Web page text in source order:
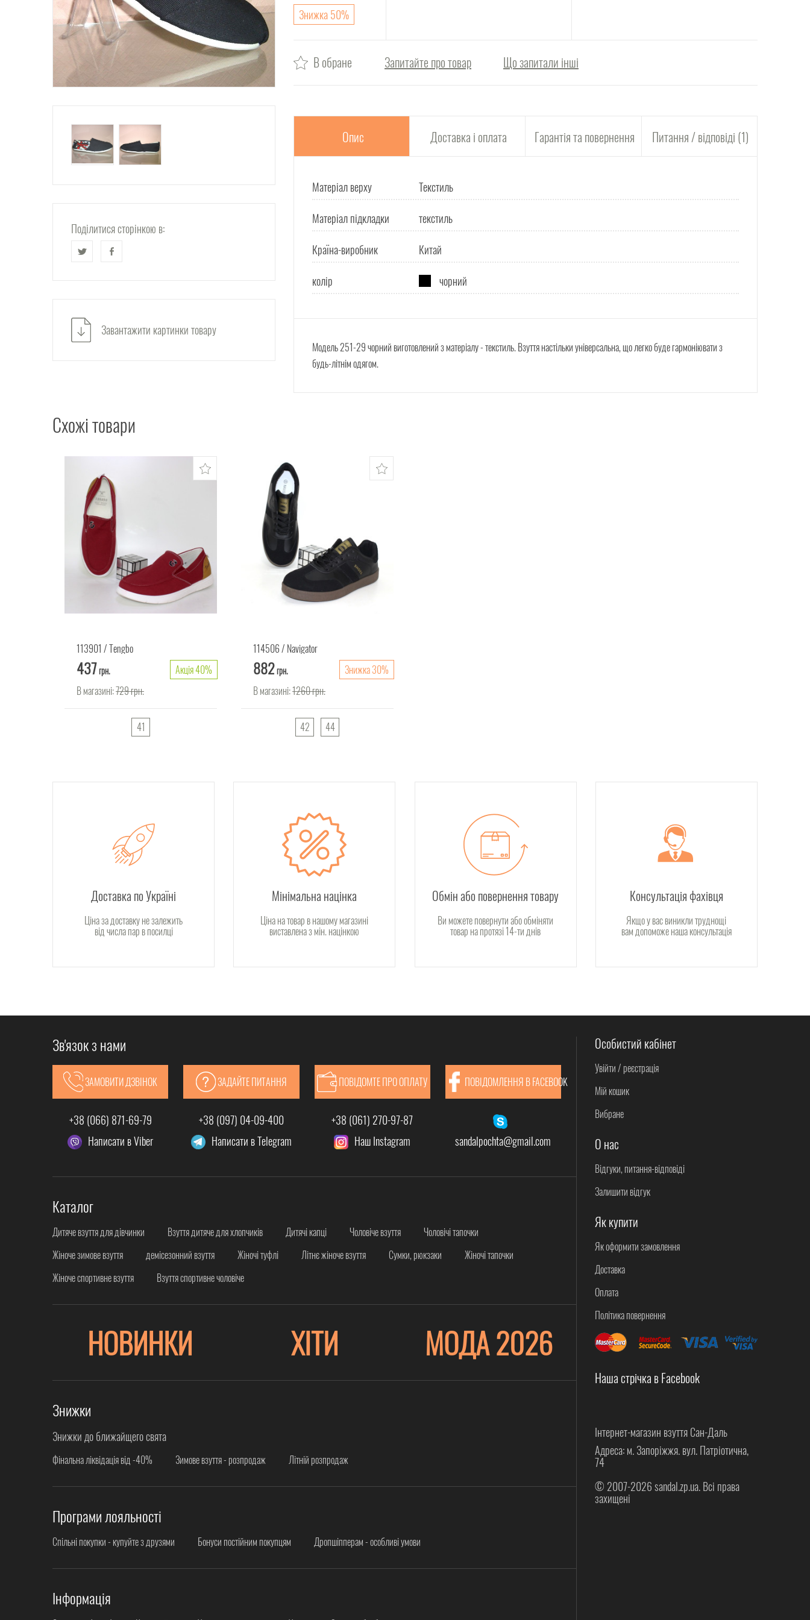
Поділитися сторінкою в:
Завантажити картинки товару
Знижка 50%
В обране Запитайте про товар Що запитали інші
Опис Доставка і оплата Гарантія та повернення Питання / відповіді (1)
Матеріал верху
Текстиль
Матеріал підкладки
текстиль
Країна-виробник
Китай
колір
чорний
Модель 251-29 чорний виготовлений з матеріалу - текстиль.Взуття настільки універсальна, що легко буде гармоніювати з
будь-літнім одягом.
Схожі товари
113901 Tengbo
437грн.
Акція 40%
В магазині:729грн.
41
114506 Navigator
882грн.
Знижка 30%
В магазині:1260грн.
42 44
Доставка по Україні
Ціна за доставку не залежить
від числа пар в посилці
Мінімальна націнка
Ціна на товар в нашому магазині
виставлена з мін. націнкою
Обмін або повернення товару
Ви можете повернути або обміняти
товар на протязі 14-ти днів
Консультація фахівця
Якщо у вас виникли труднощі
вам допоможе наша консультація
Зв'язок з нами
ЗАМОВИТИ ДЗВІНОК ЗАДАЙТЕ ПИТАННЯ ПОВІДОМТЕ ПРО ОПЛАТУ ПОВІДОМЛЕННЯ В FACEBOOK
+38 (066) 871-69-79 +38 (097) 04-09-400
+38 (061) 270-97-87
Написати в Viber
Написати в Telegram Наш Instagram sandalpochta@gmail.com
Каталог
Дитяче взуття для дівчинки Взуття дитяче для хлопчиків Дитячі капці Чоловіче взуття
Чоловічі тапочки
Жіноче зимове взуття
демісезонний взуття Жіночі туфлі Літнє жіноче взуття Сумки, рюкзаки
Жіночі тапочки
Жіноче спортивне взуття
Взуття спортивне чоловіче
НОВИНКИ ХІТИ МОДА 2026
Знижки
Знижки до ближайщего свята
Фінальна ліквідація від -40% Зимове взуття - розпродаж Літній розпродаж
Програми лояльності
Спільні покупки - купуйте з друзями Бонуси постійним покупцям Дропшіпперам - особливі умови
Інформація
Особистий кабінет
Увійти / реєстрація
Мій кошик
Вибране
О нас
Відгуки, питання-відповіді
Залишити відгук
Як купити
Як оформити замовлення
Доставка
Оплата
Політика повернення
Наша стрічка в Facebook
Інтернет-магазин взуття Сан-Даль
Адреса: м. Запоріжжя. вул. Патріотична,
74
© 2007-2026 sandal.zp.ua. Всі права
захищені